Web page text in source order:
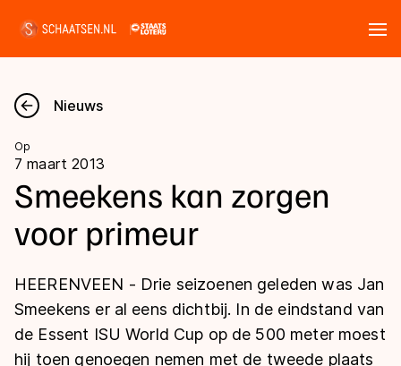
Nieuws
Kalender
Disciplines
Langebaan
Shorttrack
Uitslagen
Langebaan
Shorttrack
Tijden & historie
Nieuws
Op
7 maart 2013
Smeekens kan zorgen
voor primeur
HEERENVEEN - Drie seizoenen geleden was Jan
Smeekens er al eens dichtbij. In de eindstand van
de Essent ISU World Cup op de 500 meter moest
hij toen genoegen nemen met de tweede plaats